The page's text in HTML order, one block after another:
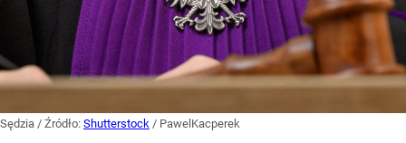
Sędzia / Źródło: Shutterstock / PawelKacperek